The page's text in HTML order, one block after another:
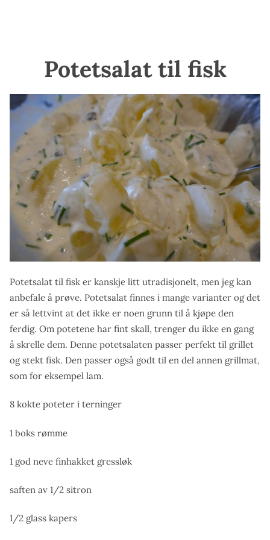
Potetsalat til fisk
Potetsalat til fisk er kanskje litt utradisjonelt, men jeg kan
anbefale å prøve. Potetsalat finnes i mange varianter og det
er så lettvint at det ikke er noen grunn til å kjøpe den
ferdig. Om potetene har fint skall, trenger du ikke en gang
å skrelle dem. Denne potetsalaten passer perfekt til grillet
og stekt fisk. Den passer også godt til en del annen grillmat,
som for eksempel lam.
8 kokte poteter i terninger
1 boks rømme
1 god neve finhakket gressløk
saften av 1/2 sitron
1/2 glass kapers